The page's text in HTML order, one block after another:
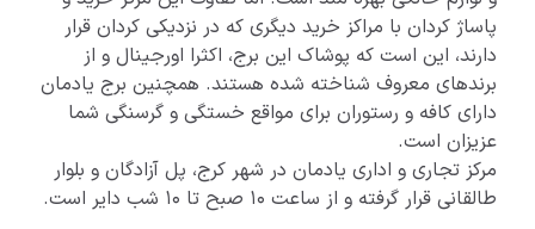
پاساژ کردان با مراکز خرید دیگری که در نزدیکی کردان قرار
دارند، این است که پوشاک این برج، اکثرا اورجینال و از
برندهای معروف شناخته شده هستند. همچنین برج یادمان
دارای کافه و رستوران برای مواقع خستگی و گرسنگی شما
عزیزان است.
مرکز تجاری و اداری یادمان در شهر کرج، پل آزادگان و بلوار
طالقانی قرار گرفته و از ساعت 10 صبح تا 10 شب دایر است.